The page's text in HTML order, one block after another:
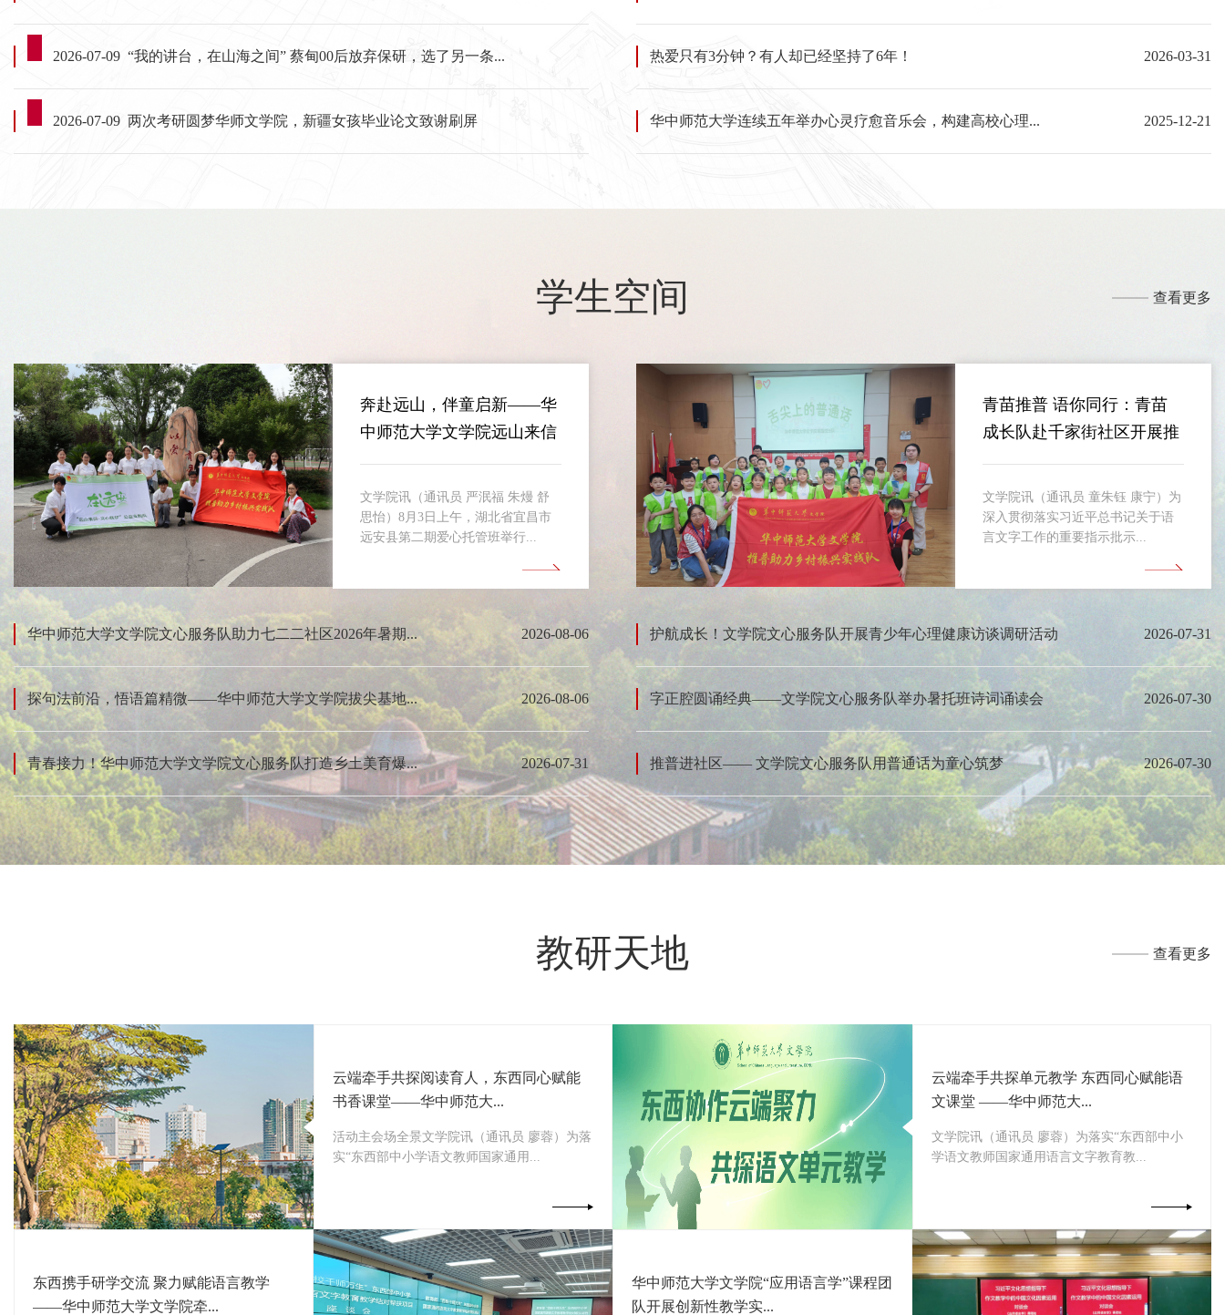
2026-07-09 “我的讲台，在山海之间” 蔡甸00后放弃保研，选了另一条...
2026-07-09 两次考研圆梦华师文学院，新疆女孩毕业论文致谢刷屏
热爱只有3分钟？有人却已经坚持了6年！ 2026-03-31
华中师范大学连续五年举办心灵疗愈音乐会，构建高校心理... 2025-12-21
学生空间 查看更多
奔赴远山，伴童启新——华
中师范大学文学院远山来信
公益...
文学院讯（通讯员 严泯福 朱熳 舒
思怡）8月3日上午，湖北省宜昌市
远安县第二期爱心托管班举行...
华中师范大学文学院文心服务队助力七二二社区2026年暑期... 2026-08-06
探句法前沿，悟语篇精微——华中师范大学文学院拔尖基地... 2026-08-06
青春接力！华中师范大学文学院文心服务队打造乡土美育爆... 2026-07-31
青苗推普 语你同行：青苗
成长队赴千家街社区开展推
普活动
文学院讯（通讯员 童朱钰 康宁）为
深入贯彻落实习近平总书记关于语
言文字工作的重要指示批示...
护航成长！文学院文心服务队开展青少年心理健康访谈调研活动 2026-07-31
字正腔圆诵经典——文学院文心服务队举办暑托班诗词诵读会 2026-07-30
推普进社区—— 文学院文心服务队用普通话为童心筑梦 2026-07-30
教研天地 查看更多
云端牵手共探阅读育人，东西同心赋能
书香课堂——华中师范大...
活动主会场全景文学院讯（通讯员 廖蓉）为落
实“东西部中小学语文教师国家通用...
东西携手研学交流 聚力赋能语言教学
——华中师范大学文学院牵...
云端牵手共探单元教学 东西同心赋能语
文课堂 ——华中师范大...
文学院讯（通讯员 廖蓉）为落实“东西部中小
学语文教师国家通用语言文字教育教...
华中师范大学文学院“应用语言学”课程团
队开展创新性教学实...